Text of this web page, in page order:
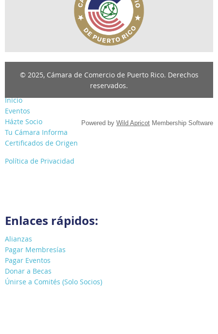
Inicio
Eventos
Házte Socio
Tu Cámara Informa
Certificados de Origen
Política de Privacidad
Enlaces rápidos:
Alianzas
Pagar Membresías
Pagar Eventos
Donar a Becas
Únirse a Comités (Solo Socios)
© 2025, Cámara de Comercio de Puerto Rico. Derechos
reservados.
Powered by Wild Apricot Membership Software